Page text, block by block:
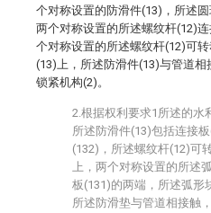
个对称设置的防滑件(13)，所述
两个对称设置的所述螺纹杆(12)
个对称设置的所述螺纹杆(12)可
(13)上，所述防滑件(13)与管道
锁紧机构(2)。
2.根据权利要求1所述的水
所述防滑件(13)包括连接
(132)，所述螺纹杆(12)可
上，两个对称设置的所述
板(131)的两端，所述弧形
所述防滑垫与管道相接触